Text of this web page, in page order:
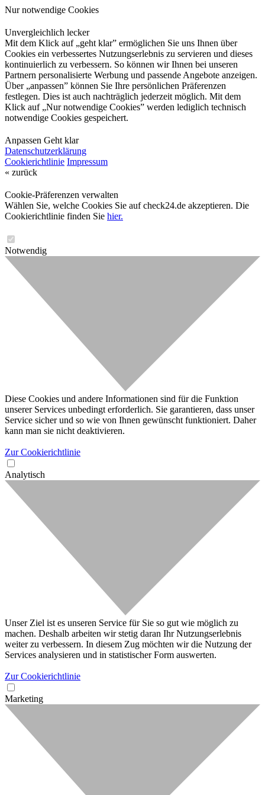
Nur notwendige Cookies
Unvergleichlich lecker
Mit dem Klick auf „geht klar” ermöglichen Sie uns Ihnen über
Cookies ein verbessertes Nutzungserlebnis zu servieren und dieses
kontinuierlich zu verbessern. So können wir Ihnen bei unseren
Partnern personalisierte Werbung und passende Angebote anzeigen.
Über „anpassen” können Sie Ihre persönlichen Präferenzen
festlegen. Dies ist auch nachträglich jederzeit möglich. Mit dem
Klick auf „Nur notwendige Cookies” werden lediglich technisch
notwendige Cookies gespeichert.
Anpassen Geht klar
Datenschutzerklärung
Cookierichtlinie Impressum
« zurück
Cookie-Präferenzen verwalten
Wählen Sie, welche Cookies Sie auf check24.de akzeptieren. Die
Cookierichtlinie finden Sie hier.
Notwendig
Diese Cookies und andere Informationen sind für die Funktion
unserer Services unbedingt erforderlich. Sie garantieren, dass unser
Service sicher und so wie von Ihnen gewünscht funktioniert. Daher
kann man sie nicht deaktivieren.
Zur Cookierichtlinie
Analytisch
Unser Ziel ist es unseren Service für Sie so gut wie möglich zu
machen. Deshalb arbeiten wir stetig daran Ihr Nutzungserlebnis
weiter zu verbessern. In diesem Zug möchten wir die Nutzung der
Services analysieren und in statistischer Form auswerten.
Zur Cookierichtlinie
Marketing